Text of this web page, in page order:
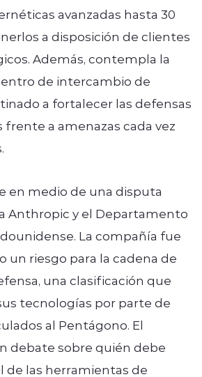
avanzadas hasta 30
a disposición de clientes
Además, contempla la
de intercambio de
a fortalecer las defensas
a amenazas cada vez
en medio de una disputa
Anthropic y el Departamento
La compañía fue
un riesgo para la cadena de
una clasificación que
tecnologías por parte de
al Pentágono. El
debate sobre quién debe
de las herramientas de